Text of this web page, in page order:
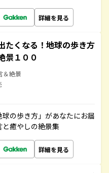
詳細を見る
たくなる！地球の歩き方
景１００
＆絶景
の歩き方」があなたにお届
癒やしの絶景集
詳細を見る